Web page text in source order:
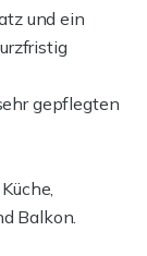
und ein
gepflegten
Balkon.